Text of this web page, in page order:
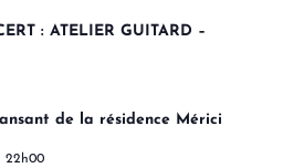
: ATELIER GUITARD –
de la résidence Mérici
22h00